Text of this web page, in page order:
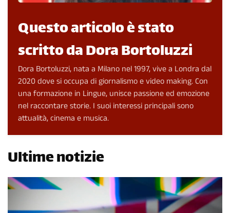
Questo articolo è stato
scritto da Dora Bortoluzzi
Dora Bortoluzzi, nata a Milano nel 1997, vive a Londra dal
2020 dove si occupa di giornalismo e video making. Con
una formazione in Lingue, unisce passione ed emozione
nel raccontare storie. I suoi interessi principali sono
attualità, cinema e musica.
Ultime notizie